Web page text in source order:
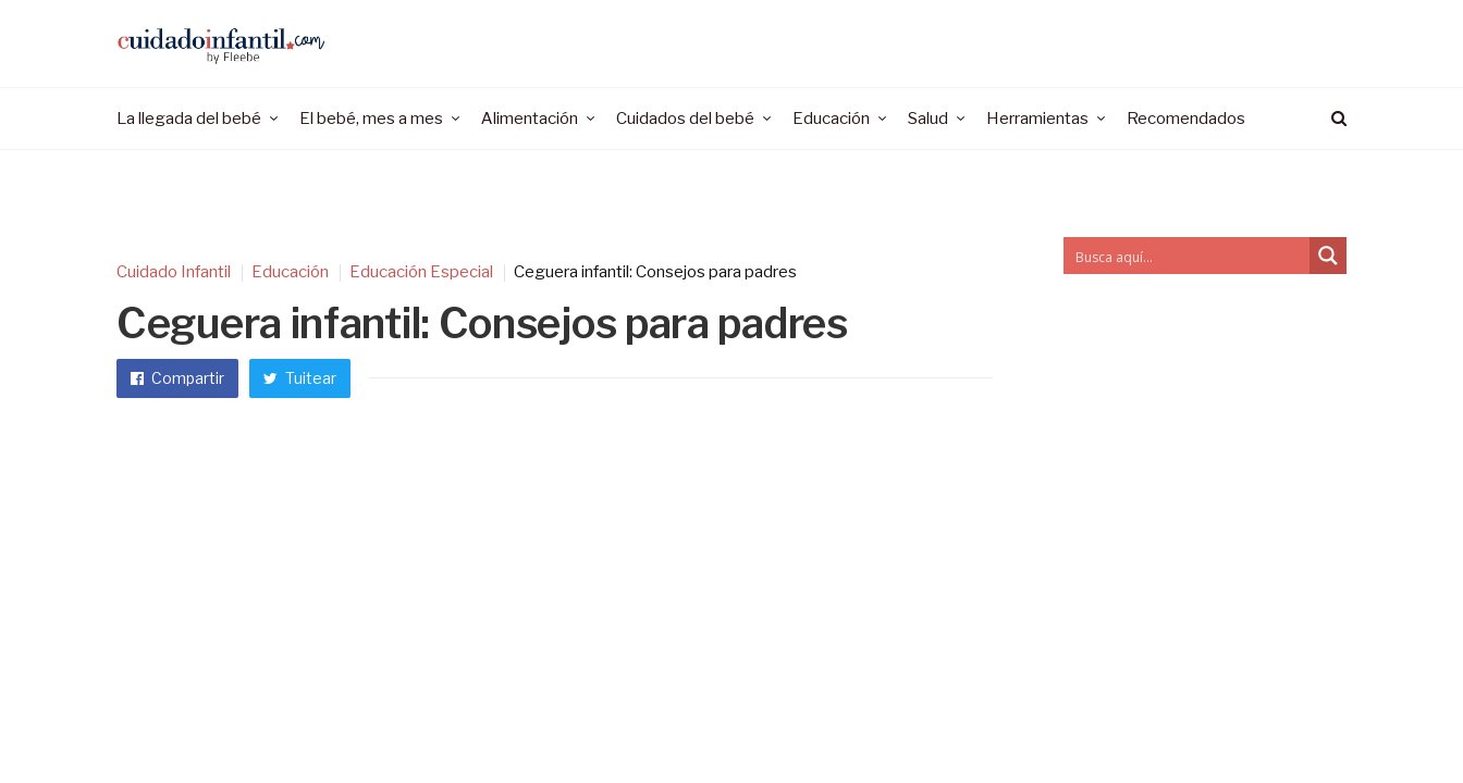
La llegada del bebé El bebé, mes a mes Alimentación Cuidados del bebé Educación Salud Herramientas Recomendados
Cuidado Infantil Educación Educación Especial Ceguera infantil: Consejos para padres
Ceguera infantil: Consejos para padres
Compartir Tuitear